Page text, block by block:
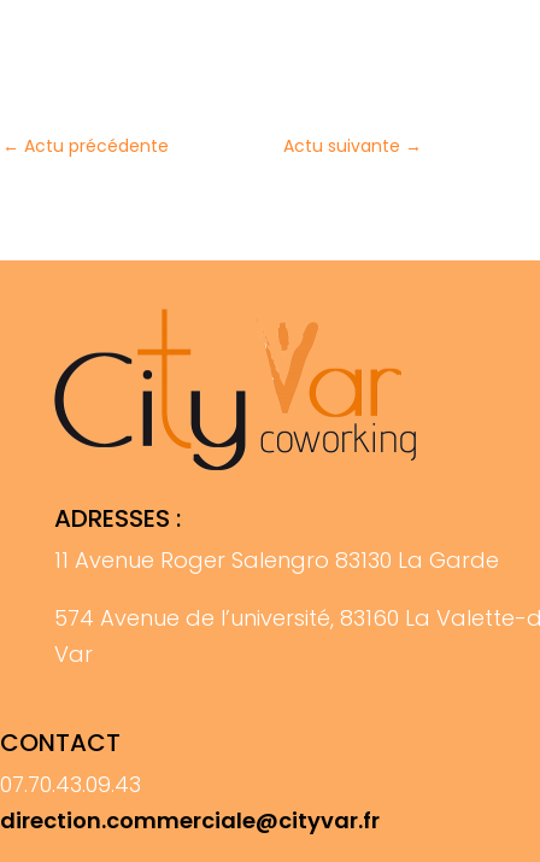
← Actu précédente Actu suivante →
ADRESSES :
11 Avenue Roger Salengro 83130 La Garde
574 Avenue de l’université, 83160 La Valette-
Var
CONTACT
07.70.43.09.43
direction.commerciale@cityvar.fr